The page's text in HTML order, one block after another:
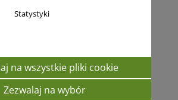
Statystyki
na wszystkie pliki cookie
Zezwalaj na wybór